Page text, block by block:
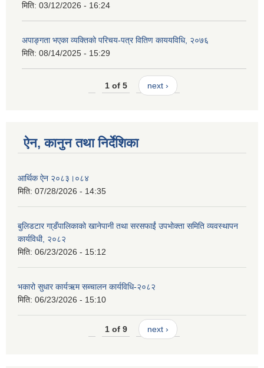
मिति: 03/12/2026 - 16:24
अपाङ्गता भएका व्यक्तिको परिचय-पत्र वितिण काययविधि, २०७६
मिति: 08/14/2025 - 15:29
1 of 5 next ›
ऐन, कानुन तथा निर्देशिका
आर्थिक ऐन २०८३।०८४
मिति: 07/28/2026 - 14:35
बुलिडटार गा्डँपालिकाको खानेपानी तथा सरसफाईं उपभोक्ता समिति व्यवस्थापन
कार्यविधी, २०८२
मिति: 06/23/2026 - 15:12
भकारो सुधार कार्यऋम सब्चालन कार्यविधि-२०८२
मिति: 06/23/2026 - 15:10
1 of 9 next ›